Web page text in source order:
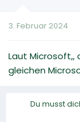
3. Februar 2024
Laut
gleichen
Du musst